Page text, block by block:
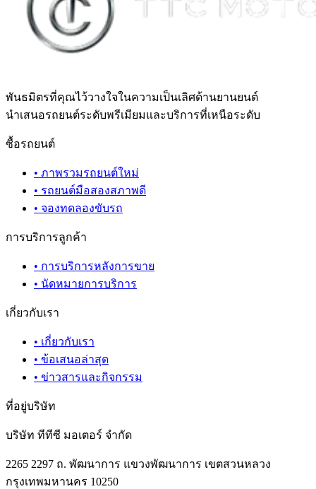
พันธมิตรที่คุณไว้วางใจในความเป็นเลิศด้านยานยนต์
นำเสนอรถยนต์ระดับพรีเมียมและบริการที่เหนือระดับ
ซื้อรถยนต์
• ภาพรวมรถยนต์ใหม่
• รถยนต์มือสองสภาพดี
• จองทดลองขับรถ
การบริการลูกค้า
• การบริการหลังการขาย
• นัดหมายการบริการ
เกี่ยวกับเรา
• เกี่ยวกับเรา
• ข้อเสนอล่าสุด
• ข่าวสารและกิจกรรม
ที่อยู่บริษัท
บริษัท ทีทีซี มอเตอร์ จำกัด
2265 2297 ถ. พัฒนาการ แขวงพัฒนาการ เขตสวนหลวง
กรุงเทพมหานคร 10250